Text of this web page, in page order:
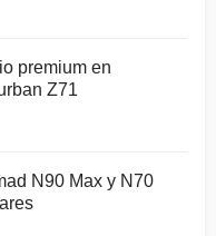
premium en
Z71
N90 Max y N70